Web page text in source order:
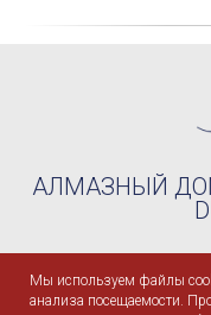
АЛМАЗНЫЙ
ООО "КОЛЕНУАР
Мы используем файлы
анализа посещаемости.